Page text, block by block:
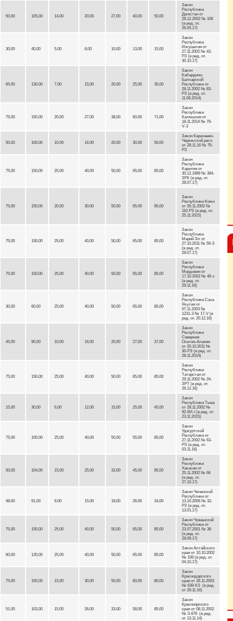
50,00 105,00 14,00 20,00 27,00 40,00 50,00
Закон
Республики
Дагестан от
28.12.2002 № 106
(в ред. от.
26.05.17)
30,00 40,00 5,00 8,00 10,00 13,00 15,00
Закон
Республики
Ингушетия от
27.11.2002 № 43-
РЗ (в ред. от.
30.10.17)
65,00 130,00 7,00 15,00 20,00 25,00 35,00
Закон
Кабардино-
Балкарской
Республики от
28.11.2002 № 83-
РЗ (в ред. от.
11.06.2014)
75,00 150,00 20,00 27,00 38,00 60,00 71,00
Закон
Республики
Калмыкия от
18.11.2014 № 79-
V-3
50,00 100,00 10,00 16,00 20,00 30,00 50,00
Закон Карачаево-
Черкесской респ.
от 28.11.16 № 76-
РЗ
75,00 150,00 25,00 40,00 50,00 65,00 85,00
Закон
Республики
Карелия от
30.12.1999 № 384-
ЗРК (в ред. от.
28.07.17)
75,00 150,00 20,00 30,00 50,00 65,00 85,00
Закон
Республики Коми
от 26.11.2002 №
110-РЗ (в ред. от.
25.11.2015)
75,00 150,00 25,00 40,00 50,00 65,00 85,00
Закон
Республики
Марий Эл от
27.10.2011 № 59-З
(в ред. от.
28.07.17)
75,00 150,00 25,00 40,00 50,00 65,00 85,00
Закон
Республики
Мордовия от
17.10.2002 № 46-з
(в ред. от.
29.11.16)
30,00 60,00 25,00 40,00 50,00 65,00 85,00
Закон
Республики Саха
Якутия от
07.11.2003 №
1231-3 № 17-V (в
ред. от. 20.12.16)
45,00 90,00 10,00 16,00 20,00 27,00 37,00
Закон
Республики
Северная
Осетия-Алания
от 20.10.2011 №
30-РЗ (в ред. от.
28.11.2014)
75,00 150,00 25,00 40,00 50,00 65,00 85,00
Закон
Республики
Татарстан от
29.11.2002 № 24-
ЗРТ (в ред. от.
26.12.16)
15,00 30,00 6,00 12,00 15,00 25,00 45,00
Закон
Республики Тыва
от 28.11.2002 №
92-ВХ-I (в ред. от.
23.11.2015)
75,00 100,00 25,00 40,00 50,00 55,00 85,00
Закон
Удмуртской
Республики от
27.11.2002 № 63-
РЗ (в ред. от.
03.11.16)
50,00 104,00 15,00 25,00 33,00 45,00 85,00
Закон
Республики
Хакасия от
25.11.2002 № 66
(в ред. от.
27.10.17)
48,00 91,00 9,00 15,00 19,00 26,00 34,00
Закон Чеченской
Республики от
13.10.2006 № 32-
РЗ (в ред. от.
13.01.17)
75,00 150,00 25,00 40,00 50,00 65,00 85,00
Закон Чувашской
Республики от
23.07.2001 № 38
(в ред. от.
28.09.17)
60,00 120,00 25,00 40,00 50,00 65,00 85,00
Закон Алтайского
края от 10.10.2002
№ 106 (в ред. от.
04.10.17)
75,00 150,00 15,00 30,00 50,00 60,00 80,00
Закон
Краснодарского
края от 26.11.2003
№ 639-КЗ (в ред.
от 29.11.16)
51,00 102,00 15,00 26,00 33,00 58,00 85,00
Закон
Красноярского
края от 08.11.2002
№ 3-676 (в ред.
от 13.11.14)